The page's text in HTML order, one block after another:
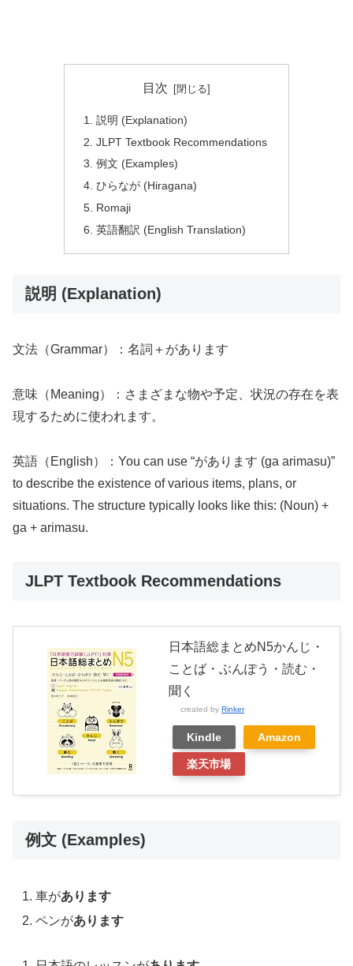
目次
説明 (Explanation)
JLPT Textbook Recommendations
例文 (Examples)
ひらなが (Hiragana)
Romaji
英語翻訳 (English Translation)
説明 (Explanation)
文法（Grammar）：名詞＋があります
意味（Meaning）：さまざまな物や予定、状況の存在を表
現するために使われます。
英語（English）：You can use “があります (ga arimasu)”
to describe the existence of various items, plans, or
situations. The structure typically looks like this: (Noun) +
ga + arimasu.
JLPT Textbook Recommendations
日本語総まとめN5かんじ・
ことば・ぶんぽう・読む・
聞く
created by Rinker
Kindle Amazon
楽天市場
例文 (Examples)
車があります
ペンがあります